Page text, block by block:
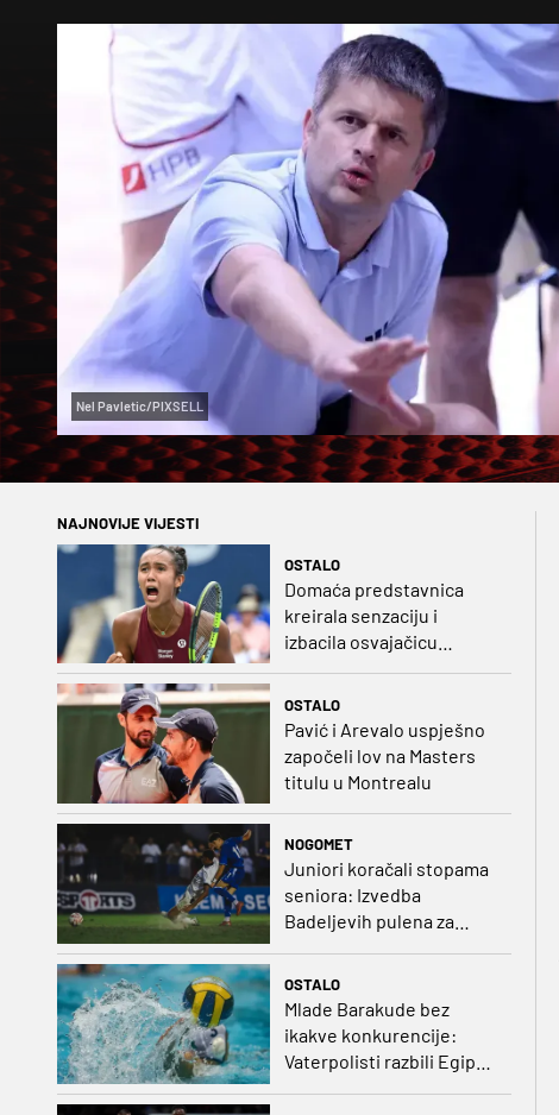
Nel Pavletic/PIXSELL
NAJNOVIJE VIJESTI
OSTALO
Domaća predstavnica
kreirala senzaciju i
izbacila osvajačicu
Roland Garrosa
OSTALO
Pavić i Arevalo uspješno
započeli lov na Masters
titulu u Montrealu
NOGOMET
Juniori koračali stopama
seniora: Izvedba
Badeljevih pulena za
OSTALO
Mlade Barakude bez
ikakve konkurencije:
Vaterpolisti razbili Egipat